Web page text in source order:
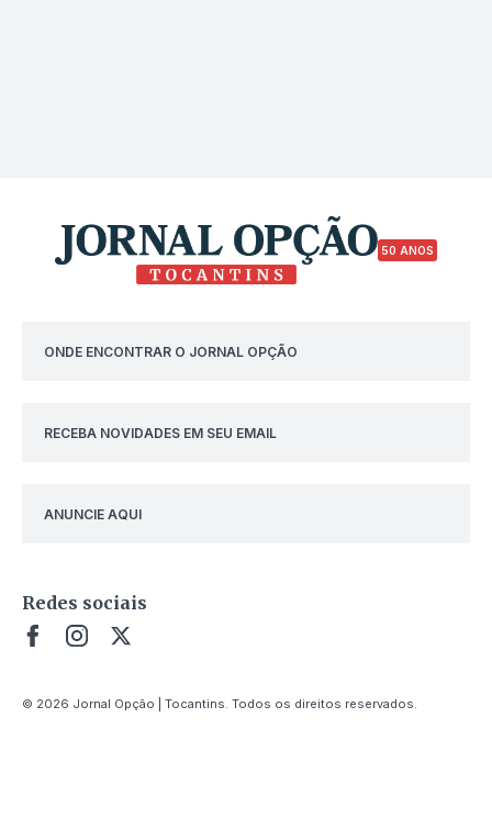
50 ANOS
ONDE ENCONTRAR O JORNAL OPÇÃO
RECEBA NOVIDADES EM SEU EMAIL
ANUNCIE AQUI
Redes sociais
© 2026 Jornal Opção | Tocantins. Todos os direitos reservados.